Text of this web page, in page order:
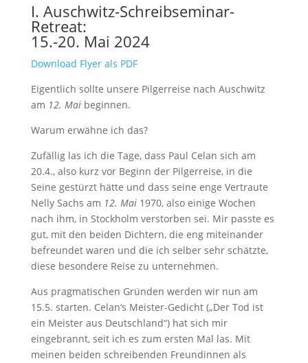
I. Auschwitz-Schreibseminar-
Retreat:
15.-20. Mai 2024
Download Flyer als PDF
Eigentlich sollte unsere Pilgerreise nach Auschwitz
am 12. Maibeginnen.
Warum erwähne ich das?
Zufällig las ich die Tage, dass Paul Celan sich am
20.4., also kurz vor Beginn der Pilgerreise, in die
Seine gestürzt hätte und dass seine enge Vertraute
Nelly Sachs am 12. Mai1970, also einige Wochen
nach ihm, in Stockholm verstorben sei. Mir passte es
gut, mit den beiden Dichtern, die eng miteinander
befreundet waren und die ich selber sehr schätzte,
diese besondere Reise zu unternehmen.
Aus pragmatischen Gründen werden wir nun am
15.5. starten. Celan‘s Meister-Gedicht („Der Tod ist
ein Meister aus Deutschland“) hat sich mir
eingebrannt, seit ich es zum ersten Mal las. Mit
meinen beiden schreibenden Freundinnen als